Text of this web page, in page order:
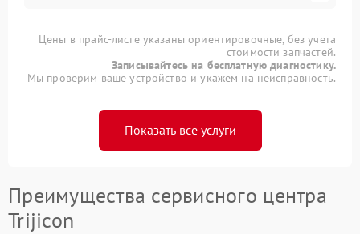
Цены в прайс-листе указаны ориентировочные, без учета
стоимости запчастей.
Записывайтесь на бесплатную диагностику.
Мы проверим ваше устройство и укажем на неисправность.
Показать все услуги
Преимущества сервисного центра
Trijicon